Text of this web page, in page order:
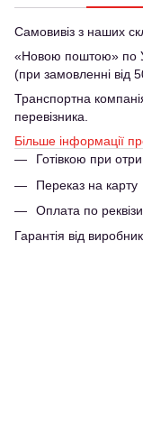
Самовивіз з наших
«Новою поштою» по
(при замовленні від
Транспортна
перевізника.
Більше інформації
Готівкою при
Переказ на карту
Оплата по
Гарантія від